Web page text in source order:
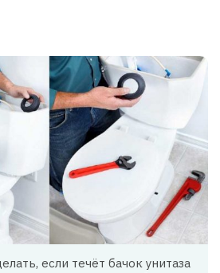
если течёт бачок унитаза